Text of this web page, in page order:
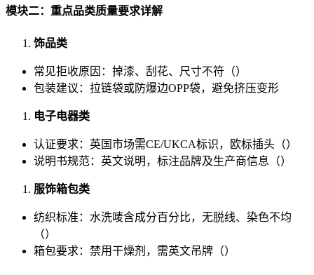
模块二：重点品类质量要求详解
饰品类
常见拒收原因：掉漆、刮花、尺寸不符（）
包装建议：拉链袋或防爆边OPP袋，避免挤压变形
电子电器类
认证要求：英国市场需CE/UKCA标识，欧标插头（）
说明书规范：英文说明，标注品牌及生产商信息（）
服饰箱包类
纺织标准：水洗唛含成分百分比，无脱线、染色不均
（）
箱包要求：禁用干燥剂，需英文吊牌（）